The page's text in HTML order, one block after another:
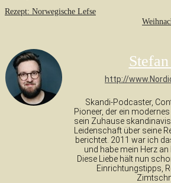
Rezept: Norwegische Lefse
http://
Skandi-Podcaster,
Pioneer, der ein
sein Zuhause
Leidenschaft über seine
berichtet. 2011 war ich
und habe mein Herz
Diese Liebe hält nun
Einrichtungstipps,